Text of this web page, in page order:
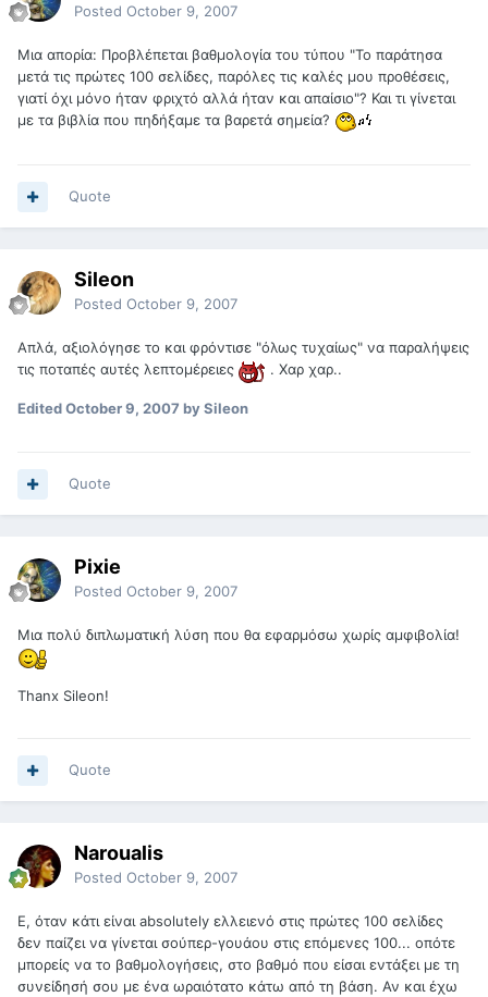
Posted October 9, 2007
Μια απορία: Προβλέπεται βαθμολογία του τύπου "Το παράτησα
μετά τις πρώτες 100 σελίδες, παρόλες τις καλές μου προθέσεις,
γιατί όχι μόνο ήταν φριχτό αλλά ήταν και απαίσιο"? Και τι γίνεται
με τα βιβλία που πηδήξαμε τα βαρετά σημεία?
Quote
Sileon
Posted October 9, 2007
Απλά, αξιολόγησε το και φρόντισε "όλως τυχαίως" να παραλήψεις
τις ποταπές αυτές λεπτομέρειες
. Χαρ χαρ..
EditedOctober 9, 2007 by Sileon
Quote
Pixie
Posted October 9, 2007
Μια πολύ διπλωματική λύση που θα εφαρμόσω χωρίς αμφιβολία!
Thanx Sileon!
Quote
Naroualis
Posted October 9, 2007
Ε, όταν κάτι είναι absolutely ελλειενό στις πρώτες 100 σελίδες
δεν παίζει να γίνεται σούπερ-γουάου στις επόμενες 100... οπότε
μπορείς να το βαθμολογήσεις, στο βαθμό που είσαι εντάξει με τη
συνείδησή σου με ένα ωραιότατο κάτω από τη βάση. Αν και έχω